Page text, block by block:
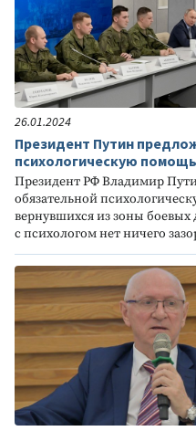
26.01.2024
Президент Путин
психологическую
Президент РФ Владимир
обязательной
вернувшихся из зоны боевых
с психологом нет ничего